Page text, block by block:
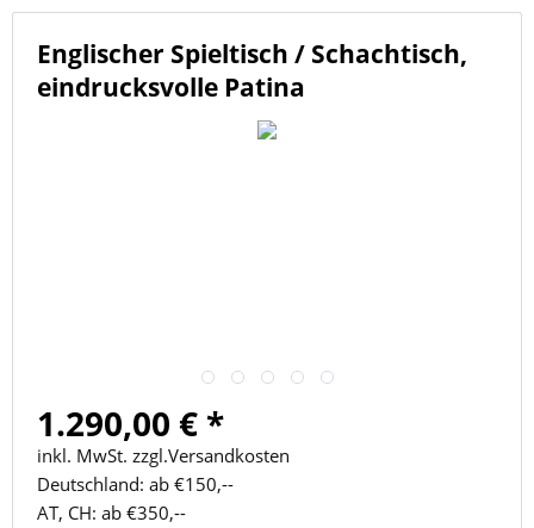
Englischer Spieltisch / Schachtisch,
eindrucksvolle Patina
1.290,00 € *
inkl. MwSt. zzgl.Versandkosten
Deutschland: ab €150,--
AT, CH: ab €350,--